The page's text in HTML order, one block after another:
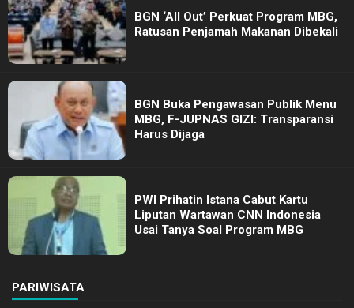
BGN ‘All Out’ Perkuat Program MBG,
Ratusan Penjamah Makanan Dibekali
BGN Buka Pengawasan Publik Menu
MBG, F-JUPNAS GIZI: Transparansi
Harus Dijaga
PWI Prihatin Istana Cabut Kartu
Liputan Wartawan CNN Indonesia
Usai Tanya Soal Program MBG
PARIWISATA